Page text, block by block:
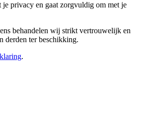
je privacy en gaat zorgvuldig om met je
behandelen wij strikt vertrouwelijk en
derden ter beschikking.
.